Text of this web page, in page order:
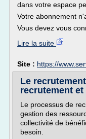
dans votre espace
Votre abonnement
Vous devez vous
Lire la suite
Site : https://
Le
recrutement et
Le processus de
gestion des
collectivité de
besoin.